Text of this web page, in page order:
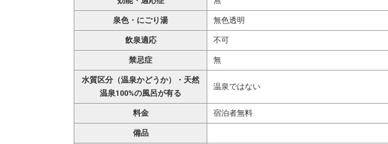
泉色・にごり湯 無色透明
飲泉適応 不可
禁忌症 無
水質区分（温泉かどうか）・天然
温泉100%の風呂が有る
温泉ではない
料金 宿泊者無料
備品